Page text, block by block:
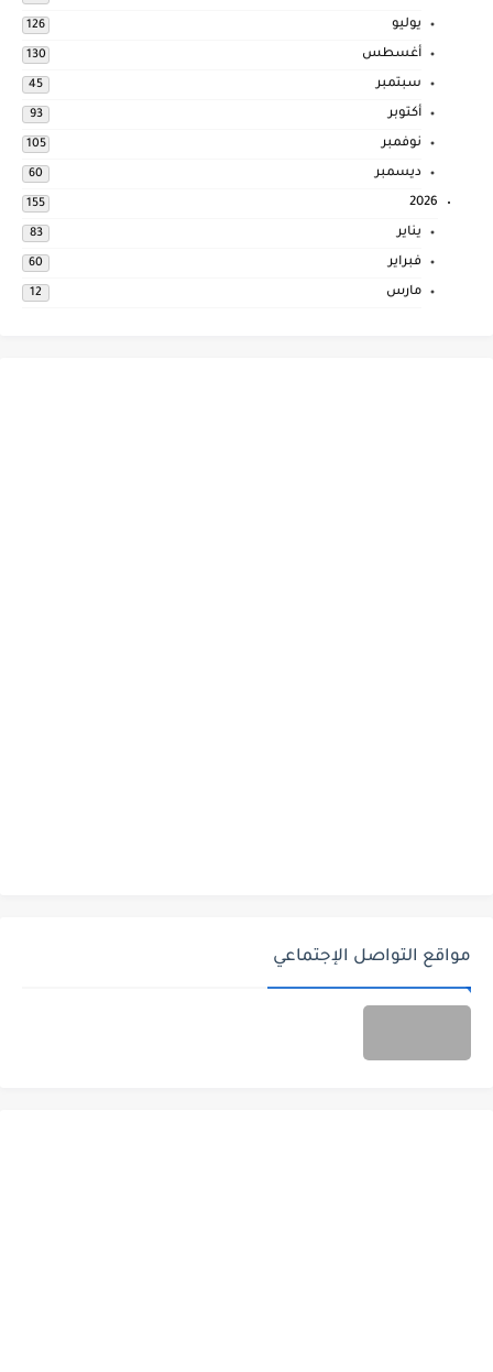
يوليو 126
أغسطس 130
سبتمبر 45
أكتوبر 93
نوفمبر 105
ديسمبر 60
2026
155
يناير 83
فبراير 60
مارس 12
مواقع التواصل الإجتماعي